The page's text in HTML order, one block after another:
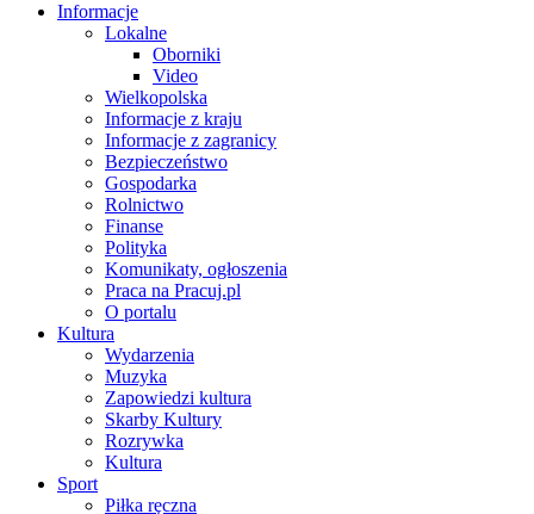
Informacje
Lokalne
Oborniki
Video
Wielkopolska
Informacje z kraju
Informacje z zagranicy
Bezpieczeństwo
Gospodarka
Rolnictwo
Finanse
Polityka
Komunikaty, ogłoszenia
Praca na Pracuj.pl
O portalu
Kultura
Wydarzenia
Muzyka
Zapowiedzi kultura
Skarby Kultury
Rozrywka
Kultura
Sport
Piłka ręczna